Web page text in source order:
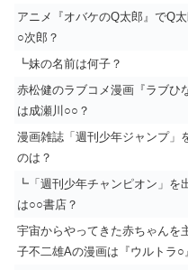
アニメ『オバケのQ太郎』でQ
○次郎？
┗妹の名前は何子？
赤松健のラブコメ漫画『ラブひ
は成瀬川○○？
漫画雑誌「週刊少年ジャンプ」
のは？
┗「週刊少年チャンピオン」を
は○○書店？
宇宙からやってきた赤ちゃんを
子不二雄Aの漫画は『ウルトラ○